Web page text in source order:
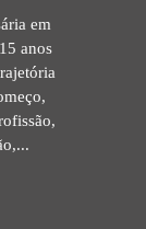
em
anos